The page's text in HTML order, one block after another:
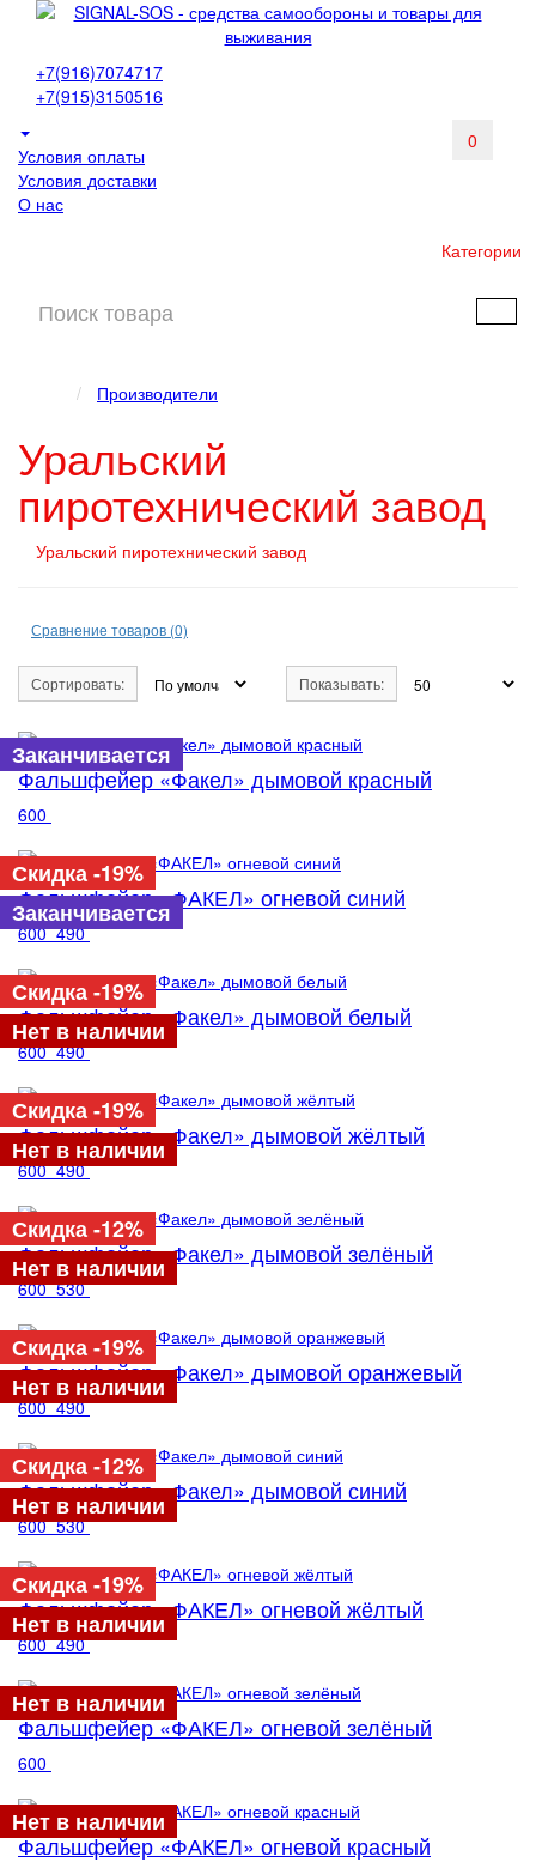
+7(916)7074717
+7(915)3150516
Условия оплаты
Условия доставки
О нас
0
Категории
Производители
Уральский
пиротехнический завод
Уральский пиротехнический завод
Сравнение товаров (0)
Сортировать: Показывать:
Заканчивается
Фальшфейер «Факел» дымовой красный
600
Скидка -19%
Заканчивается
Фальшфейер «ФАКЕЛ» огневой синий
600 490
Скидка -19%
Нет в наличии
Фальшфейер «Факел» дымовой белый
600 490
Скидка -19%
Нет в наличии
Фальшфейер «Факел» дымовой жёлтый
600 490
Скидка -12%
Нет в наличии
Фальшфейер «Факел» дымовой зелёный
600 530
Скидка -19%
Нет в наличии
Фальшфейер «Факел» дымовой оранжевый
600 490
Скидка -12%
Нет в наличии
Фальшфейер «Факел» дымовой синий
600 530
Скидка -19%
Нет в наличии
Фальшфейер «ФАКЕЛ» огневой жёлтый
600 490
Нет в наличии
Фальшфейер «ФАКЕЛ» огневой зелёный
600
Нет в наличии
Фальшфейер «ФАКЕЛ» огневой красный